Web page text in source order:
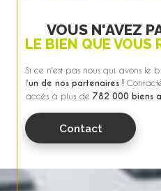
VOUS N'AVEZ
LE BIEN QUE VOUS
Si ce n'est pas nous qui avons le
l'un de nos partenaires !
accès à plus de 782 000 biens
Contact